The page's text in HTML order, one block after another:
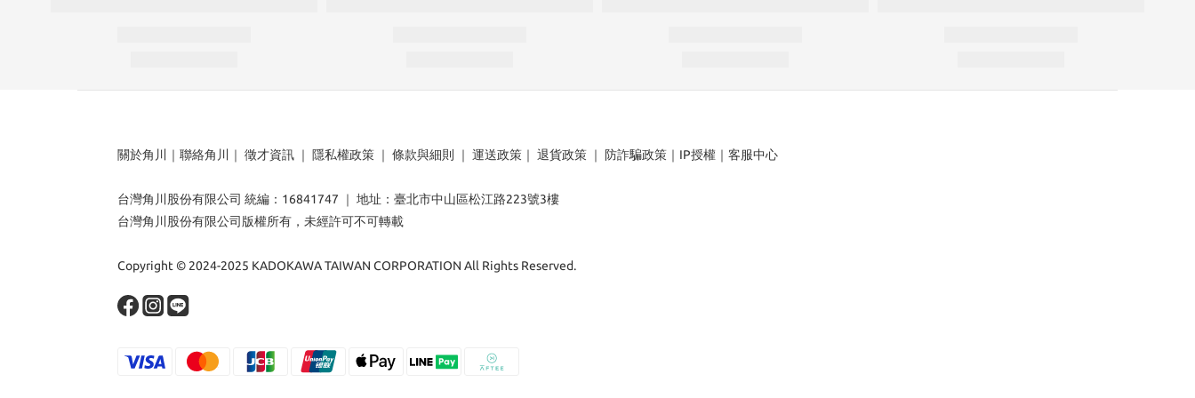
關於角川 ｜ 聯絡角川 ｜ 徵才資訊 ｜ 隱私權政策 ｜ 條款與細則 ｜ 運送政策 ｜ 退貨政策 ｜ 防詐騙政策 ｜ IP授權 ｜ 客服中心
台灣角川股份有限公司 統編：16841747 ｜ 地址：臺北市中山區松江路223號3樓
台灣角川股份有限公司版權所有，未經許可不可轉載
Copyright © 2024-2025 KADOKAWA TAIWAN CORPORATION All Rights Reserved.